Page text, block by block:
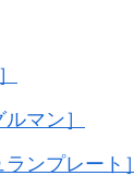
マン］
ンプレート］